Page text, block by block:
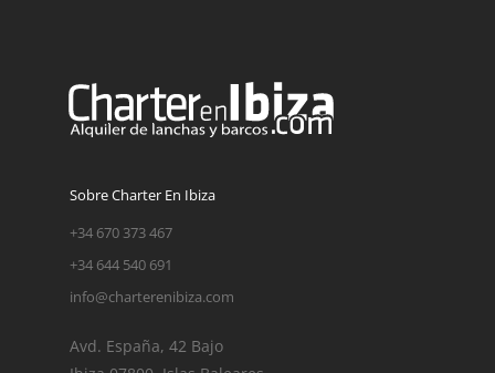
Sobre Charter En Ibiza
+34 670 373 467
+34 644 540 691
info@charterenibiza.com
Avd. España, 42 Bajo